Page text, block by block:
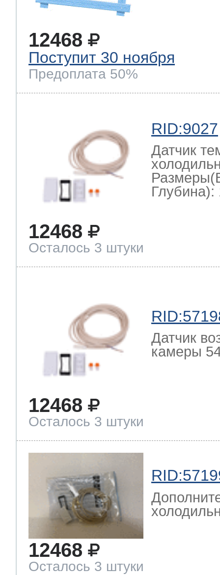
12468
Поступит 30 ноября
Предоплата 50%
RID:9027
Датчик
Глубина):
12468
Осталось 3 штуки
Датчик
камеры
12468
Осталось 3 штуки
12468
Осталось 3 штуки